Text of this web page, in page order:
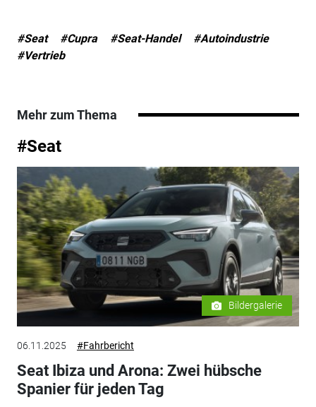
#Seat #Cupra #Seat-Handel
#Autoindustrie
#Vertrieb
Mehr zum Thema
#Seat
Bildergalerie
06.11.2025 #Fahrbericht
Seat Ibiza und Arona: Zwei hübsche
Spanier für jeden Tag